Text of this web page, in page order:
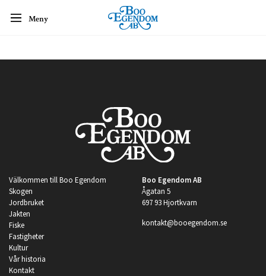
Meny
Välkommen till Boo Egendom
Skogen
Jordbruket
Jakten
Fiske
Fastigheter
Kultur
Vår historia
Kontakt
Boo Egendom AB
Ågatan 5
697 93 Hjortkvarn
kontakt@booegendom.se